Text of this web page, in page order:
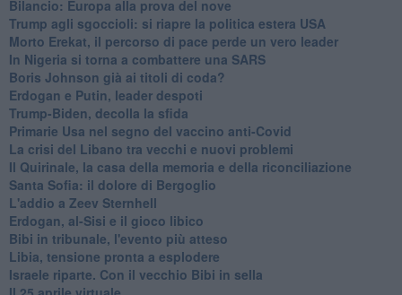
Bilancio: Europa alla prova del nove
Trump agli sgoccioli: si riapre la politica estera USA
Morto Erekat, il percorso di pace perde un vero leader
In Nigeria si torna a combattere una SARS
Boris Johnson già ai titoli di coda?
Erdogan e Putin, leader despoti
Trump-Biden, decolla la sfida
Primarie Usa nel segno del vaccino anti-Covid
La crisi del Libano tra vecchi e nuovi problemi
Il Quirinale, la casa della memoria e della riconciliazione
Santa Sofia: il dolore di Bergoglio
L'addio a ​Zeev Sternhell
Erdogan, al-Sisi e il gioco libico
Bibi in tribunale, l'evento più atteso
Libia, tensione pronta a esplodere
Israele riparte. Con il vecchio Bibi in sella